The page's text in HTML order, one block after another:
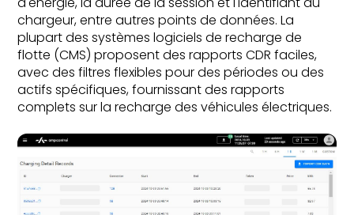
chargeur, entre autres points de données. La
plupart des systèmes logiciels de recharge de
flotte (CMS) proposent des rapports CDR faciles,
avec des filtres flexibles pour des périodes ou des
actifs spécifiques, fournissant des rapports
complets sur la recharge des véhicules électriques.